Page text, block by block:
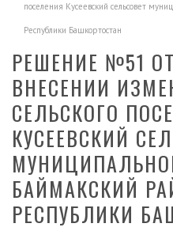
поселения Кусеевский сельсовет
Республики Башкортостан
РЕШЕНИЕ №51
ВНЕСЕНИИ
СЕЛЬСКОГО
КУСЕЕВСКИЙ
БАЙМАКСКИЙ
РЕСПУБЛИКИ